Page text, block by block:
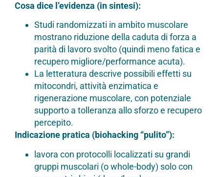
Cosa dice l’evidenza (in sintesi):
Studi randomizzati in ambito muscolare
mostrano riduzione della caduta di forza a
parità di lavoro svolto (quindi meno fatica e
recupero migliore/performance acuta).
La letteratura descrive possibili effetti su
mitocondri, attività enzimatica e
rigenerazione muscolare, con potenziale
supporto a tolleranza allo sforzo e recupero
percepito.
Indicazione pratica (biohacking “pulito”):
lavora con protocolli localizzati su grandi
gruppi muscolari (o whole-body) solo con